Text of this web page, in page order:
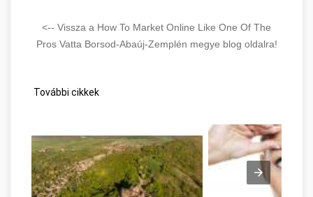
<-- Vissza a How To Market Online Like One Of The
Pros Vatta Borsod-Abaúj-Zemplén megye blog oldalra!
További cikkek